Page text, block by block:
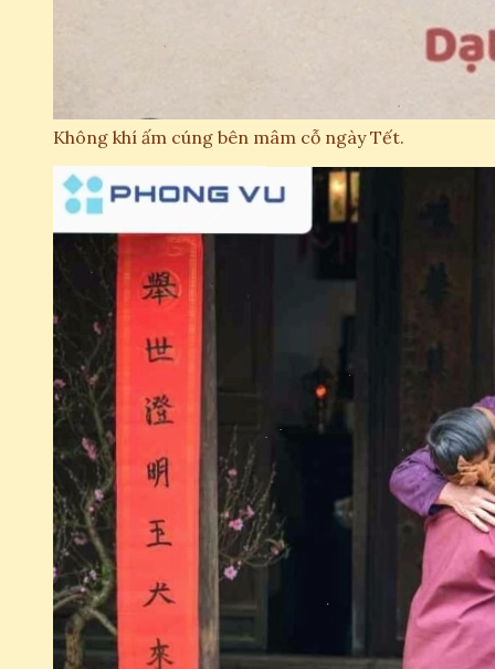
Không khí ấm cúng bên mâm cỗ ngày Tết.